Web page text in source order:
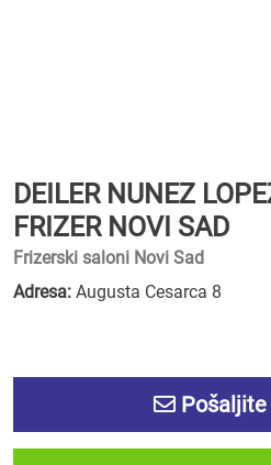
DEILER NUNEZ
FRIZER NOVI SAD
Frizerski saloni Novi Sad
Adresa: Augusta Cesarca 8
Pošaljite